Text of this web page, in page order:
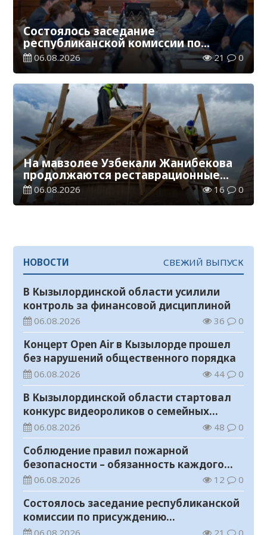
Состоялось заседание
республиканской комиссии по
присуждению образовательных
грантов
06.08.2026 21 0
На мавзолее Узбекали Жанибекова
продолжаются реставрационные
работы
06.08.2026 16 0
НОВОСТИ СВЕЖИЙ ВЫПУСК
В Кызылординской области усилили
контроль за финансовой дисциплиной
06.08.2026 36 0
Концерт Open Air в Кызылорде прошел
без нарушений общественного порядка
06.08.2026 44 0
В Кызылординской области стартовал
конкурс видеороликов о семейных
ценностях и Конституции
06.08.2026 48 0
Соблюдение правил пожарной
безопасности – обязанность каждого
гражданина
06.08.2026 12 0
Состоялось заседание республиканской
комиссии по присуждению
образовательных грантов
06.08.2026 21 0